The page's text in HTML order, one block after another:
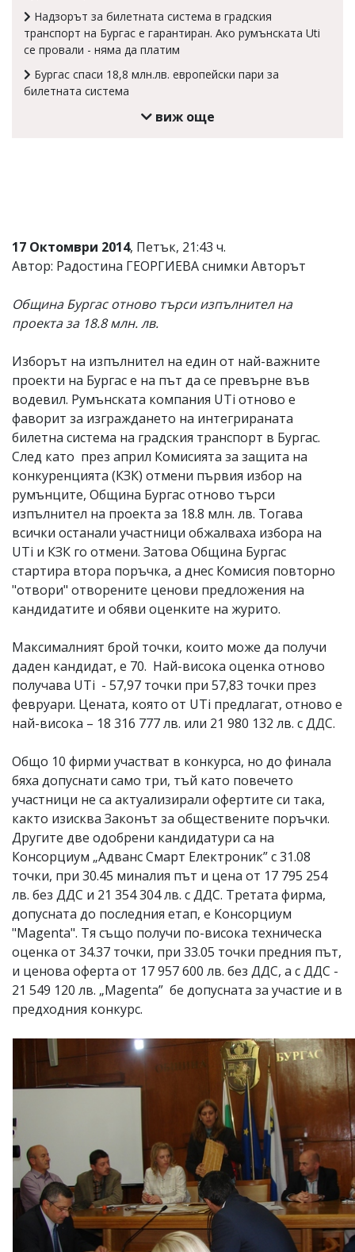
Ако
откриете
обиден
коментар,
моля
Надзорът за билетната система в градския
транспорт на Бургас е гарантиран. Ако румънската Uti
се провали - няма да платим
Бургас спаси 18,8 млн.лв. европейски пари за
билетната система
виж още
17 Октомври 2014, Петък, 21:43 ч.
Автор: Радостина ГЕОРГИЕВА снимки Авторът
Община Бургас отново търси изпълнител на
проекта за 18.8 млн. лв.
Изборът на изпълнител на един от най-важните
проекти на Бургас е на път да се превърне във
водевил. Румънската компания UТi отново е
фаворит за изграждането на интегрираната
билетна система на градския транспорт в Бургас.
След като през април Комисията за защита на
конкуренцията (КЗК) отмени първия избор на
румънците, Община Бургас отново търси
изпълнител на проекта за 18.8 млн. лв. Тогава
всички останали участници обжалваха избора на
UTi и КЗК го отмени. Затова Община Бургас
стартира втора поръчка, а днес Комисия повторно
"отвори" отворените ценови предложения на
кандидатите и обяви оценките на журито.
Максималният брой точки, които може да получи
даден кандидат, е 70. Най-висока оценка отново
получава UTi - 57,97 точки при 57,83 точки през
февруари. Цената, която от UTi предлагат, отново е
най-висока – 18 316 777 лв. или 21 980 132 лв. с ДДС.
Общо 10 фирми участват в конкурса, но до финала
бяха допуснати само три, тъй като повечето
участници не са актуализирали офертите си така,
както изисква Законът за обществените поръчки.
Другите две одобрени кандидатури са на
Консорциум „Адванс Смарт Електроник” с 31.08
точки, при 30.45 миналия път и цена от 17 795 254
лв. без ДДС и 21 354 304 лв. с ДДС. Третата фирма,
допусната до последния етап, е Консорциум
"Magenta". Тя също получи по-висока техническа
оценка от 34.37 точки, при 33.05 точки предния път,
и ценова оферта от 17 957 600 лв. без ДДС, а с ДДС -
21 549 120 лв. „Magenta” бе допусната за участие и в
предходния конкурс.